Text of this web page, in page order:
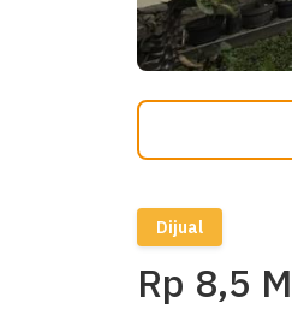
Dijual
Rp 8,5